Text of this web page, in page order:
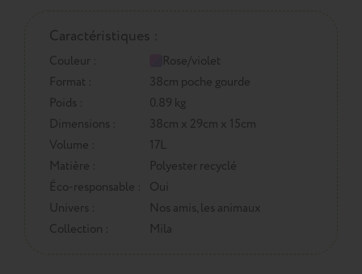
Caractéristiques :
Couleur :
Rose/violet
Format :
38cm poche gourde
Poids :
0.89 kg
Dimensions :
38cm x 29cm x 15cm
Volume :
17L
Matière :
Polyester recyclé
Éco-responsable :
Oui
Univers :
Nos amis, les animaux
Collection :
Mila